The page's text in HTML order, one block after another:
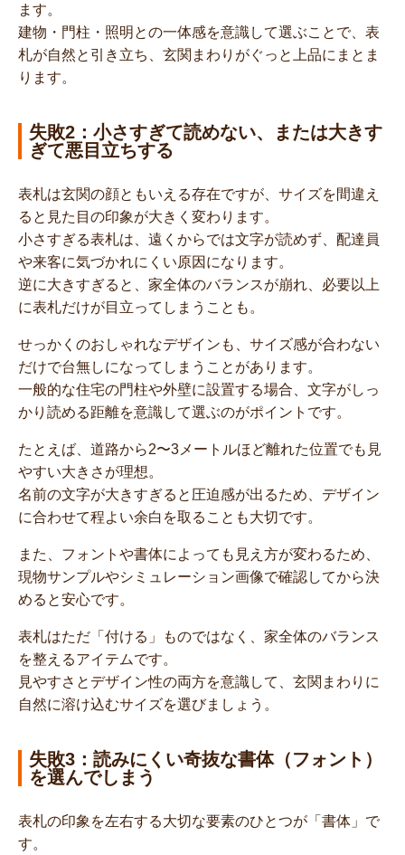
ます。
建物・門柱・照明との一体感を意識して選ぶことで、表
札が自然と引き立ち、玄関まわりがぐっと上品にまとま
ります。
失敗2：小さすぎて読めない、または大きす
ぎて悪目立ちする
表札は玄関の顔ともいえる存在ですが、サイズを間違え
ると見た目の印象が大きく変わります。
小さすぎる表札は、遠くからでは文字が読めず、配達員
や来客に気づかれにくい原因になります。
逆に大きすぎると、家全体のバランスが崩れ、必要以上
に表札だけが目立ってしまうことも。
せっかくのおしゃれなデザインも、サイズ感が合わない
だけで台無しになってしまうことがあります。
一般的な住宅の門柱や外壁に設置する場合、文字がしっ
かり読める距離を意識して選ぶのがポイントです。
たとえば、道路から2〜3メートルほど離れた位置でも見
やすい大きさが理想。
名前の文字が大きすぎると圧迫感が出るため、デザイン
に合わせて程よい余白を取ることも大切です。
また、フォントや書体によっても見え方が変わるため、
現物サンプルやシミュレーション画像で確認してから決
めると安心です。
表札はただ「付ける」ものではなく、家全体のバランス
を整えるアイテムです。
見やすさとデザイン性の両方を意識して、玄関まわりに
自然に溶け込むサイズを選びましょう。
失敗3：読みにくい奇抜な書体（フォント）
を選んでしまう
表札の印象を左右する大切な要素のひとつが「書体」で
す。